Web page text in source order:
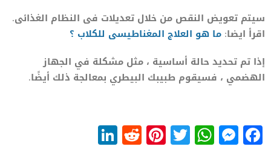
سيتم تعويض النقص من خلال تعديلات فى النظام الغذائى.
اقرأ ايضا: ما هو العلاج المغناطيسى للكلاب ؟
إذا تم تحديد حالة أساسية ، مثل مشكلة في الجهاز
الهضمي ، فسيقوم طبيبك البيطري بمعالجة ذلك أيضًا.
Facebook
Messenger
WhatsApp
Twitter
Pinterest
Reddit